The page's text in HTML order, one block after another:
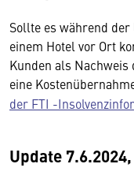
Sollte es während
einem Hotel vor Ort
Kunden als
eine
der FTI -
Update